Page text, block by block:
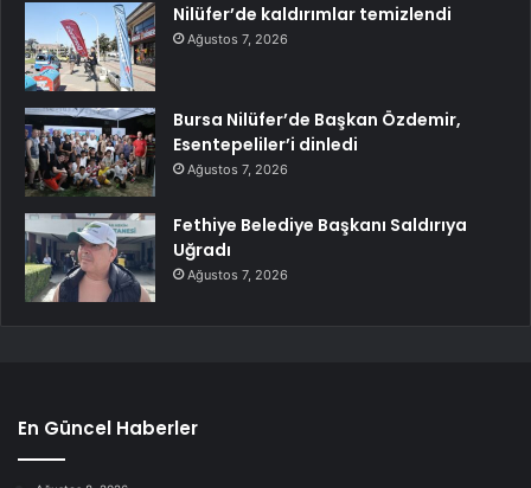
Nilüfer’de kaldırımlar temizlendi
Ağustos 7, 2026
Bursa Nilüfer’de Başkan Özdemir,
Esentepeliler’i dinledi
Ağustos 7, 2026
Fethiye Belediye Başkanı Saldırıya
Uğradı
Ağustos 7, 2026
En Güncel Haberler